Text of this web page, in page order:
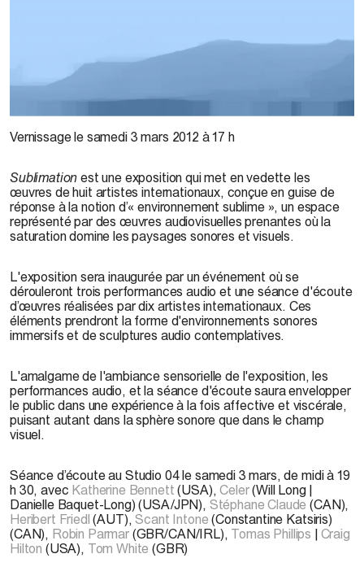
Vernissage le samedi 3 mars 2012 à 17 h
Sublimation est une exposition qui met en vedette les
œuvres de huit artistes internationaux, conçue en guise de
réponse à la notion d’« environnement sublime », un espace
représenté par des œuvres audiovisuelles prenantes où la
saturation domine les paysages sonores et visuels.
L'exposition sera inaugurée par un événement où se
dérouleront trois performances audio et une séance d'écoute
d’œuvres réalisées par dix artistes internationaux. Ces
éléments prendront la forme d'environnements sonores
immersifs et de sculptures audio contemplatives.
L'amalgame de l'ambiance sensorielle de l'exposition, les
performances audio, et la séance d'écoute saura envelopper
le public dans une expérience à la fois affective et viscérale,
puisant autant dans la sphère sonore que dans le champ
visuel.
Séance d’écoute au Studio 04 le samedi 3 mars, de midi à 19
h 30, avec Katherine Bennett (USA),Celer(Will Long |
Danielle Baquet-Long) (USA/JPN), Stéphane Claude (CAN),
Heribert Friedl (AUT),Scant Intone (Constantine Katsiris)
(CAN), Robin Parmar(GBR/CAN/IRL), Tomas Phillips | Craig
Hilton (USA), Tom White (GBR)